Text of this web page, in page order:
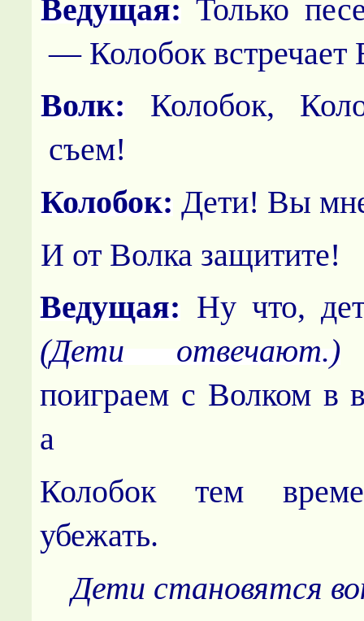
Ведущая: Только
— Колобок встречает
Волк: Колобок,
съем!
Колобок: Дети! Вы
И от Волка защитите!
Ведущая: Ну что,
(Дети от­вечают.)
поиграем с Волком в
а
Колобок тем
убежать.
Дети становятся